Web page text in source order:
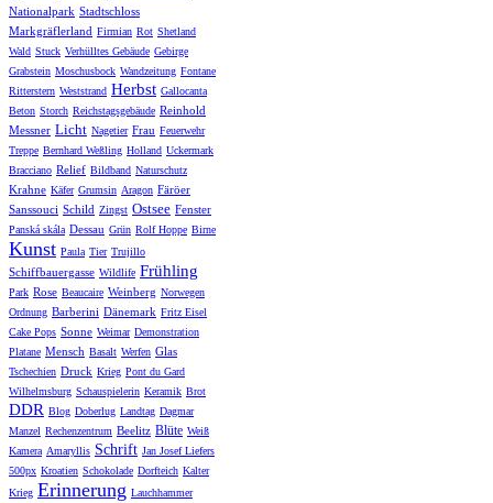
Nationalpark Stadtschloss
Markgräflerland Firmian Rot Shetland
Wald Stuck Verhülltes Gebäude Gebirge
Grabstein Moschusbock Wandzeitung Fontane
Ritterstern Weststrand Herbst Gallocanta
Beton Storch Reichstagsgebäude Reinhold
Messner Licht Nagetier Frau Feuerwehr
Treppe Bernhard Weßling Holland Uckermark
Bracciano Relief Bildband Naturschutz
Krahne Käfer Grumsin Aragon Färöer
Sanssouci Schild Zingst Ostsee Fenster
Panská skála Dessau Grün Rolf Hoppe Birne
Kunst Paula Tier Trujillo
Schiffbauergasse Wildlife Frühling
Park Rose Beaucaire Weinberg Norwegen
Ordnung Barberini Dänemark Fritz Eisel
Cake Pops Sonne Weimar Demonstration
Platane Mensch Basalt Werfen Glas
Tschechien Druck Krieg Pont du Gard
Wilhelmsburg Schauspielerin Keramik Brot
DDR Blog Doberlug Landtag Dagmar
Manzel Rechenzentrum Beelitz Blüte Weiß
Kamera Amaryllis Schrift Jan Josef Liefers
500px Kroatien Schokolade Dorfteich Kalter
Krieg Erinnerung Lauchhammer